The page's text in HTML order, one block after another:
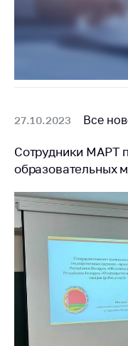
27.10.2023 Все
Сотрудники МАРТ
образовательных